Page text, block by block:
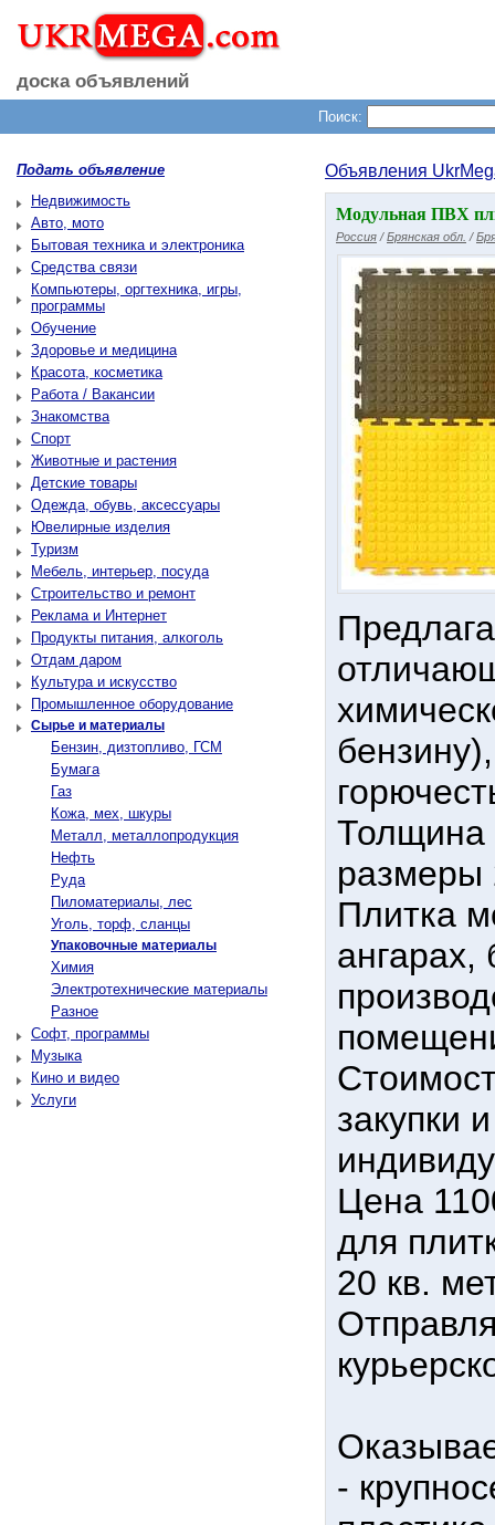
доска объявлений
Поиск:
Подать объявление
Недвижимость
Авто, мото
Бытовая техника и электроника
Средства связи
Компьютеры, оргтехника, игры,
программы
Обучение
Здоровье и медицина
Красота, косметика
Работа / Вакансии
Знакомства
Спорт
Животные и растения
Детские товары
Одежда, обувь, аксессуары
Ювелирные изделия
Туризм
Мебель, интерьер, посуда
Строительство и ремонт
Реклама и Интернет
Продукты питания, алкоголь
Отдам даром
Культура и искусство
Промышленное оборудование
Сырье и материалы
Бензин, дизтопливо, ГСМ
Бумага
Газ
Кожа, мех, шкуры
Металл, металлопродукция
Нефть
Руда
Пиломатериалы, лес
Уголь, торф, сланцы
Упаковочные материалы
Химия
Электротехнические материалы
Разное
Софт, программы
Музыка
Кино и видео
Услуги
Объявления
Модульная ПВХ
Россия /Брянская обл. /
Толщина
размеры
Плитка
ангарaх,
закупки
Цена
для
20 кв.
-